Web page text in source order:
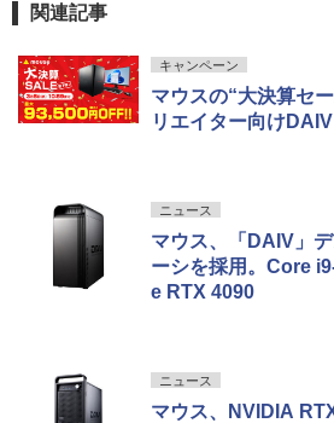
関連記事
キャンペーン
マウスの“大決算セ
リエイター向け
ニュース
マウス、「DAIV」
ーシを採用。Core
e RTX 4090
ニュース
マウス、NVIDIA